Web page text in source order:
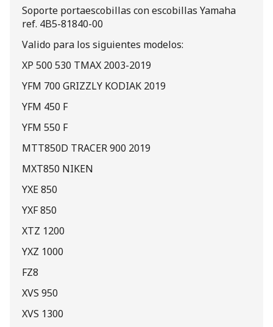
Soporte portaescobillas con escobillas Yamaha
ref. 4B5-81840-00
Valido para los siguientes modelos:
XP 500 530 TMAX 2003-2019
YFM 700 GRIZZLY KODIAK 2019
YFM 450 F
YFM 550 F
MTT850D TRACER 900 2019
MXT850 NIKEN
YXE 850
YXF 850
XTZ 1200
YXZ 1000
FZ8
XVS 950
XVS 1300